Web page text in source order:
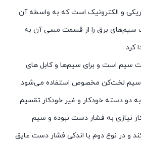
و الکترونیک است که به واسطه آن
برق را از قسمت مسی آن به
کرد.
سیم است و برای سیم‌ها و کابل های
سیم لخت‌کن مخصوص استفاده می‌شود.
دسته خودکار و غیر خودکار تقسیم
نیازی به فشار دست نبوده و سیم
و در نوع دوم با اندکی فشار دست عایق